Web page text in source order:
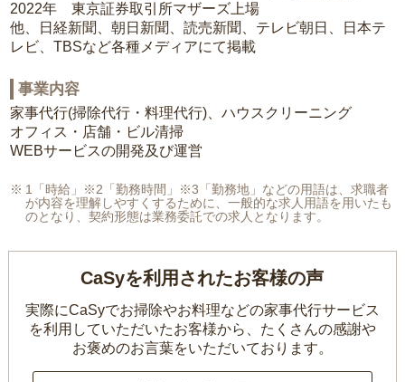
2022年 東京証券取引所マザーズ上場
他、日経新聞、朝日新聞、読売新聞、テレビ朝日、日本テ
レビ、TBSなど各種メディアにて掲載
事業内容
家事代行(掃除代行・料理代行)、ハウスクリーニング
オフィス・店舗・ビル清掃
WEBサービスの開発及び運営
1「時給」※2「勤務時間」※3「勤務地」などの用語は、求職者
が内容を理解しやすくするために、一般的な求人用語を用いたも
のとなり、契約形態は業務委託での求人となります。
CaSyを利用されたお客様の声
実際にCaSyでお掃除やお料理などの家事代行サービス
を利用していただいたお客様から、 たくさんの感謝や
お褒めのお言葉をいただいております。